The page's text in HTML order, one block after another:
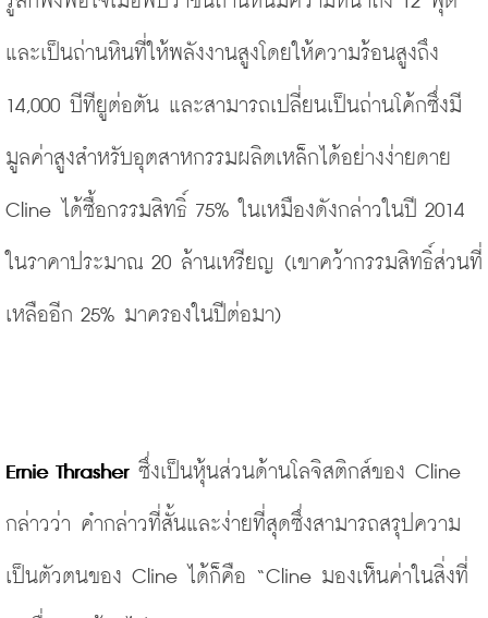
และเป็นถ่านหินที่ให้พลังงานสูงโดยให้ความร้อนสูงถึง
14,000 บีทียูต่อตัน และสามารถเปลี่ยนเป็นถ่านโค้กซึ่งมี
มูลค่าสูงสำหรับอุตสาหกรรมผลิตเหล็กได้อย่างง่ายดาย
Cline ได้ซื้อกรรมสิทธิ์ 75% ในเหมืองดังกล่าวในปี 2014
ในราคาประมาณ 20 ล้านเหรียญ (เขาคว้ากรรมสิทธิ์ส่วนที่
เหลืออีก 25% มาครองในปีต่อมา)
Ernie Thrasher ซึ่งเป็นหุ้นส่วนด้านโลจิสติกส์ของ Cline
กล่าวว่า คำกล่าวที่สั้นและง่ายที่สุดซึ่งสามารถสรุปความ
เป็นตัวตนของ Cline ได้ก็คือ “Cline มองเห็นค่าในสิ่งที่